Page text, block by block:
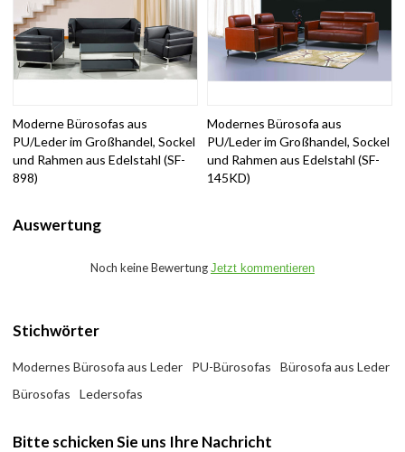
Moderne Bürosofas aus
PU/Leder im Großhandel, Sockel
und Rahmen aus Edelstahl (SF-
898)
Modernes Bürosofa aus
PU/Leder im Großhandel, Sockel
und Rahmen aus Edelstahl (SF-
145KD)
Auswertung
Noch keine Bewertung Jetzt kommentieren
Stichwörter
Modernes Bürosofa aus Leder PU-Bürosofas
Bürosofa aus Leder
Bürosofas
Ledersofas
Bitte schicken Sie uns Ihre Nachricht